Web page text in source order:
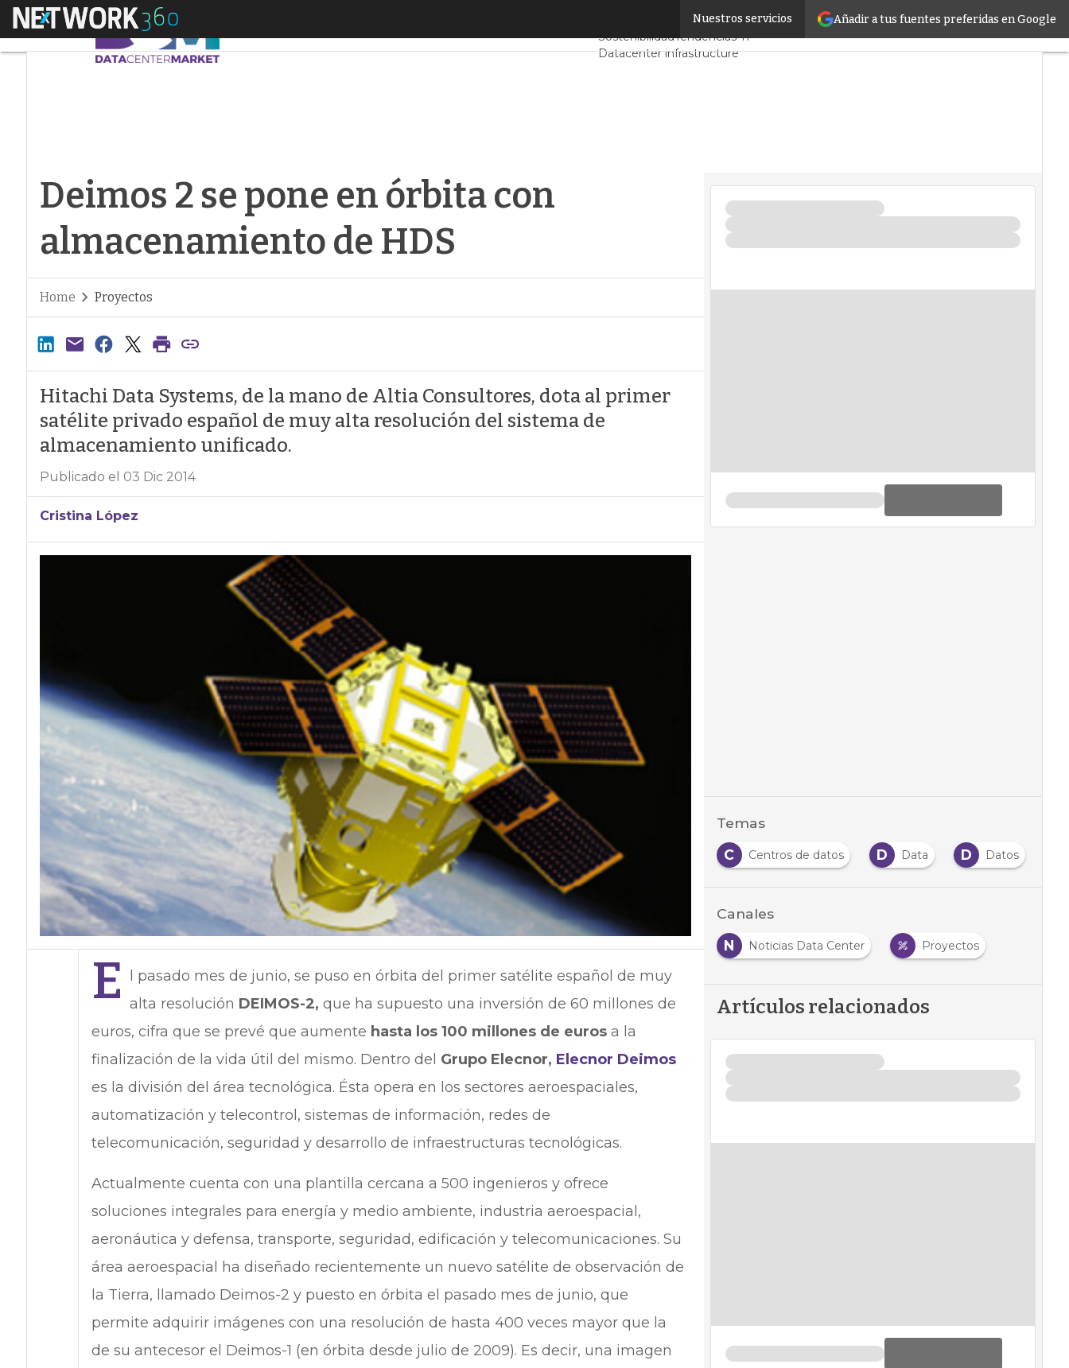
Añadir a tus fuentes preferidas en Google
Nuestros servicios
Menú Servidores CPD y MercadoProyectos
SostenibilidadTendencias TI
Datacenter infrastructure
Deimos 2 se pone en órbita con
almacenamiento de HDS
Home Proyectos
Hitachi Data Systems, de la mano de Altia Consultores, dota al primer
satélite privado español de muy alta resolución del sistema de
almacenamiento unificado.
Publicado el 03 Dic 2014
Cristina López
E
l pasado mes de junio, se puso en órbita del primer satélite español de muy
alta resolución DEIMOS-2, que ha supuesto una inversión de 60 millones de
euros, cifra que se prevé que aumente hasta los 100 millones de eurosa la
finalización de la vida útil del mismo. Dentro del Grupo Elecnor, Elecnor Deimos
es la división del área tecnológica. Ésta opera en los sectores aeroespaciales,
automatización y telecontrol, sistemas de información, redes de
telecomunicación, seguridad y desarrollo de infraestructuras tecnológicas.
Actualmente cuenta con una plantilla cercana a 500 ingenieros y ofrece
soluciones integrales para energía y medio ambiente, industria aeroespacial,
aeronáutica y defensa, transporte, seguridad, edificación y telecomunicaciones. Su
área aeroespacial ha diseñado recientemente un nuevo satélite de observación de
la Tierra, llamado Deimos-2 y puesto en órbita el pasado mes de junio, que
permite adquirir imágenes con una resolución de hasta 400 veces mayor que la
de su antecesor el Deimos-1 (en órbita desde julio de 2009). Es decir, una imagen
Temas
A
Almacenamiento C Centros de datos D Data D Datos
Canales
N
Noticias Data Center Proyectos
Artículos relacionados